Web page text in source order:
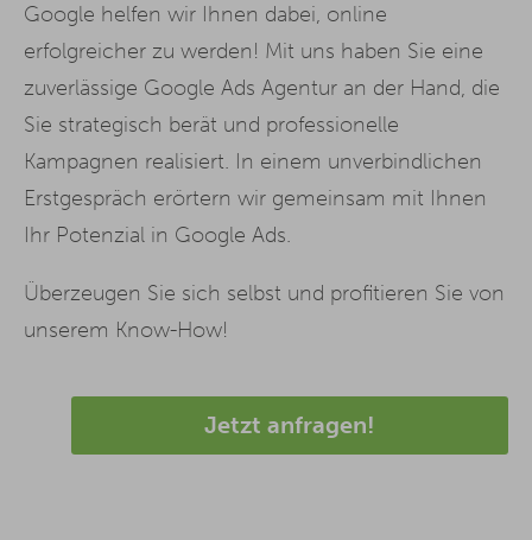
Google helfen wir Ihnen dabei, online
erfolgreicher zu werden! Mit uns haben Sie eine
zuverlässige Google Ads Agentur an der Hand, die
Sie strategisch berät und professionelle
Kampagnen realisiert. In einem unverbindlichen
Erstgespräch erörtern wir gemeinsam mit Ihnen
Ihr Potenzial in Google Ads.
Überzeugen Sie sich selbst und profitieren Sie von
unserem Know-How!
Jetzt anfragen!